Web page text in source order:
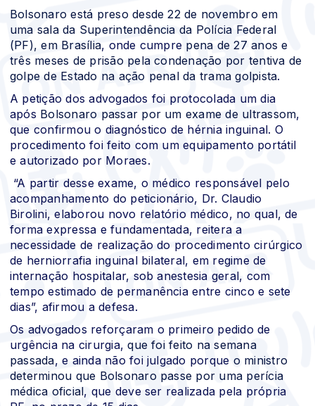
Bolsonaro está preso desde 22 de novembro em
uma sala da Superintendência da Polícia Federal
(PF), em Brasília, onde cumpre pena de 27 anos e
três meses de prisão pela condenação por tentiva de
golpe de Estado na ação penal da trama golpista.
A petição dos advogados foi protocolada um dia
após Bolsonaro passar por um exame de ultrassom,
que confirmou o diagnóstico de hérnia inguinal. O
procedimento foi feito com um equipamento portátil
e autorizado por Moraes.
“A partir desse exame, o médico responsável pelo
acompanhamento do peticionário, Dr. Claudio
Birolini, elaborou novo relatório médico, no qual, de
forma expressa e fundamentada, reitera a
necessidade de realização do procedimento cirúrgico
de herniorrafia inguinal bilateral, em regime de
internação hospitalar, sob anestesia geral, com
tempo estimado de permanência entre cinco e sete
dias”, afirmou a defesa.
Os advogados reforçaram o primeiro pedido de
urgência na cirurgia,que foi feito na semana
passada, e ainda não foi julgado porque o ministro
determinou que Bolsonaro passe por uma perícia
médica oficial, que deve ser realizada pela própria